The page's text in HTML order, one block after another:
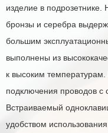
изделие в
бронзы и серебра
большим
выполнены из
к высоким
подключения проводов с
Встраиваемый
удобством